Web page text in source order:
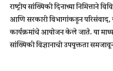
राष्ट्रीय सांख्यिकी दिनाच्या
आणि सरकारी विभागांकडून
कार्यक्रमांचे आयोजन केले जाते. या
सांख्यिकी विज्ञानाची उपयुक्तता